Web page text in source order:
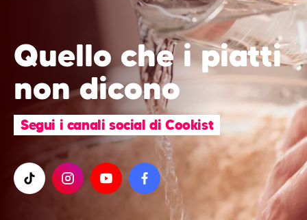
Quello che i piatti
non dicono
Segui i canali social di Cookist